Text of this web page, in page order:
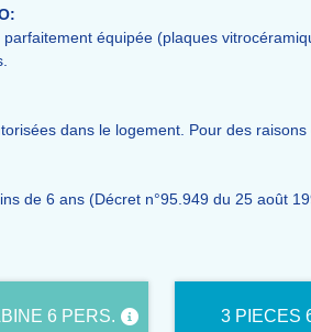
équipée (plaques
dans le logement. Pour des
de 6 ans (Décret n°95.949 du 25 août
6 PERS. 3 PIECES